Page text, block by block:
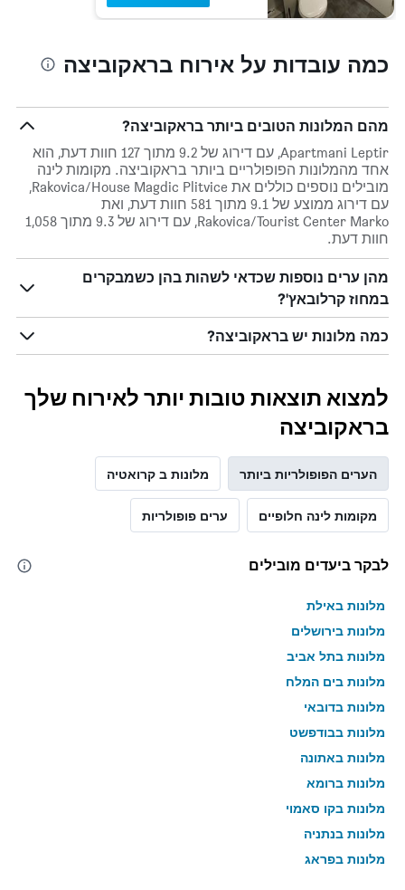
כמה עובדות על אירוח בראקוביצה
מהם המלונות הטובים ביותר בראקוביצה?
Apartmani Leptir, עם דירוג של 9.2 מתוך 127 חוות דעת, הוא
אחד מהמלונות הפופולריים ביותר בראקוביצה. מקומות לינה
מובילים נוספים כוללים את Rakovica/House Magdic Plitvice,
עם דירוג ממוצע של 9.1 מתוך 581 חוות דעת, ואת
Rakovica/Tourist Center Marko, עם דירוג של 9.3 מתוך 1,058
חוות דעת.
מהן ערים נוספות שכדאי לשהות בהן כשמבקרים
במחוז קרלובאץ'?
כמה מלונות יש בראקוביצה?
למצוא תוצאות טובות יותר לאירוח שלך
בראקוביצה
הערים הפופולריות ביותר מלונות ב קרואטיה
מקומות לינה חלופיים ערים פופולריות
לבקר ביעדים מובילים
מלונות באילת
מלונות בירושלים
מלונות בתל אביב
מלונות בים המלח
מלונות בדובאי
מלונות בבודפשט
מלונות באתונה
מלונות ברומא
מלונות בקו סאמוי
מלונות בנתניה
מלונות בפראג